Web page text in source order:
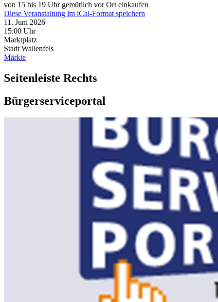
von 15 bis 19 Uhr gemütlich vor Ort einkaufen
Diese Veranstaltung im iCal-Format speichern
11. Juni 2026
15:00 Uhr
Marktplatz
Stadt Wallenfels
Märkte
Seitenleiste Rechts
Bürgerserviceportal